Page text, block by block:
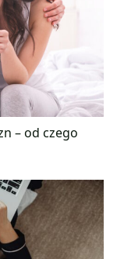
– od czego